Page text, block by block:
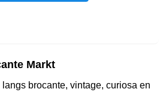
Markt
brocante, vintage, curiosa en